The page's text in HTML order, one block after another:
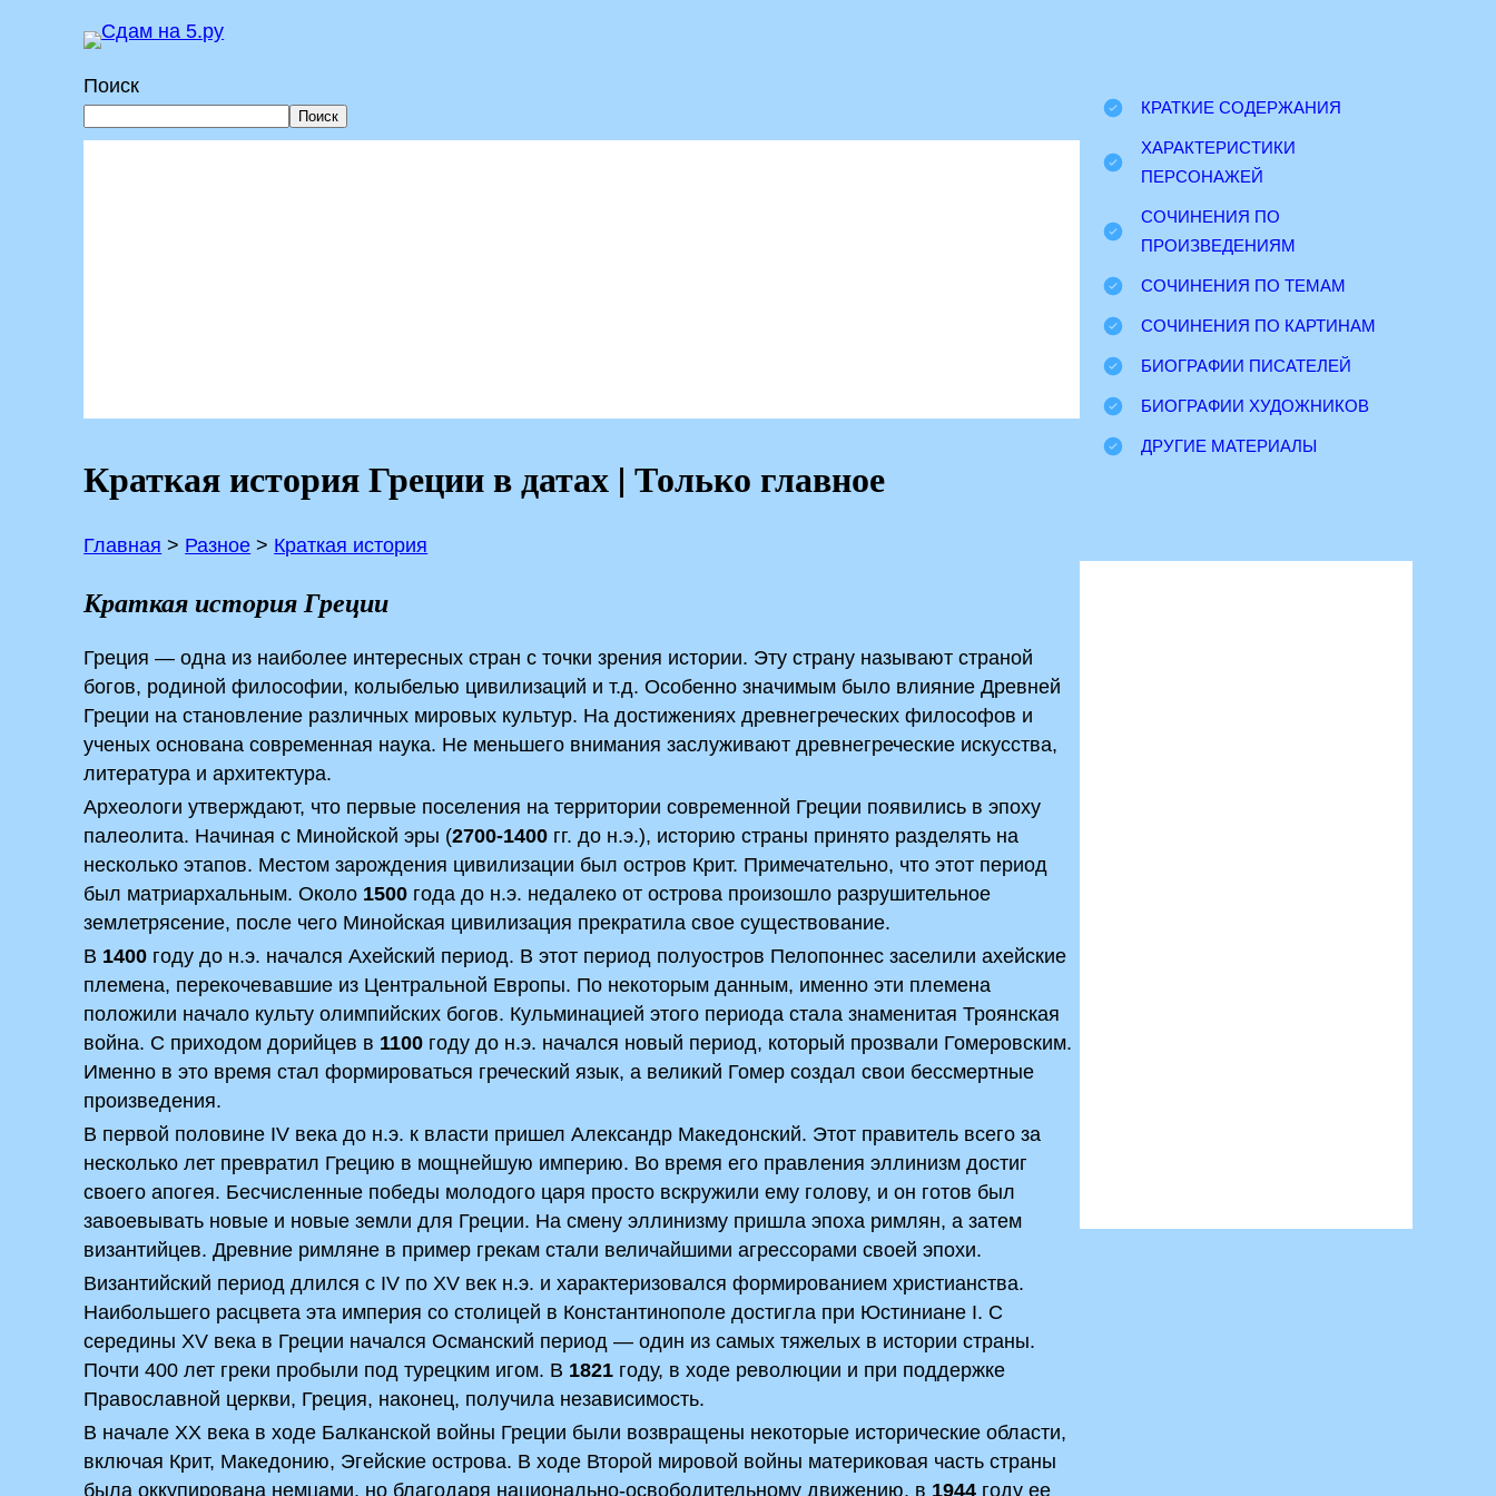
Перейти
к
содержимому
Поиск
Поиск
Краткая история Греции в датах | Только главное
Главная > Разное > Краткая история
Краткая история Греции
Греция — одна из наиболее интересных стран с точки зрения истории. Эту страну называют страной
богов, родиной философии, колыбелью цивилизаций и т.д. Особенно значимым было влияние Древней
Греции на становление различных мировых культур. На достижениях древнегреческих философов и
ученых основана современная наука. Не меньшего внимания заслуживают древнегреческие искусства,
литература и архитектура.
Археологи утверждают, что первые поселения на территории современной Греции появились в эпоху
палеолита. Начиная с Минойской эры (2700-1400 гг. до н.э.), историю страны принято разделять на
несколько этапов. Местом зарождения цивилизации был остров Крит. Примечательно, что этот период
был матриархальным. Около 1500 года до н.э. недалеко от острова произошло разрушительное
землетрясение, после чего Минойская цивилизация прекратила свое существование.
В 1400 году до н.э. начался Ахейский период. В этот период полуостров Пелопоннес заселили ахейские
племена, перекочевавшие из Центральной Европы. По некоторым данным, именно эти племена
положили начало культу олимпийских богов. Кульминацией этого периода стала знаменитая Троянская
война. С приходом дорийцев в 1100 году до н.э. начался новый период, который прозвали Гомеровским.
Именно в это время стал формироваться греческий язык, а великий Гомер создал свои бессмертные
произведения.
В первой половине IV века до н.э. к власти пришел Александр Македонский. Этот правитель всего за
несколько лет превратил Грецию в мощнейшую империю. Во время его правления эллинизм достиг
своего апогея. Бесчисленные победы молодого царя просто вскружили ему голову, и он готов был
завоевывать новые и новые земли для Греции. На смену эллинизму пришла эпоха римлян, а затем
византийцев. Древние римляне в пример грекам стали величайшими агрессорами своей эпохи.
Византийский период длился с IV по XV век н.э. и характеризовался формированием христианства.
Наибольшего расцвета эта империя со столицей в Константинополе достигла при Юстиниане I. С
середины XV века в Греции начался Османский период — один из самых тяжелых в истории страны.
Почти 400 лет греки пробыли под турецким игом. В 1821 году, в ходе революции и при поддержке
Православной церкви, Греция, наконец, получила независимость.
В начале XX века в ходе Балканской войны Греции были возвращены некоторые исторические области,
включая Крит, Македонию, Эгейские острова. В ходе Второй мировой войны материковая часть страны
была оккупирована немцами, но благодаря национально-освободительному движению, в 1944 году ее
КРАТКИЕ СОДЕРЖАНИЯ
ХАРАКТЕРИСТИКИ
ПЕРСОНАЖЕЙ
СОЧИНЕНИЯ ПО
ПРОИЗВЕДЕНИЯМ
СОЧИНЕНИЯ ПО ТЕМАМ
СОЧИНЕНИЯ ПО КАРТИНАМ
БИОГРАФИИ ПИСАТЕЛЕЙ
БИОГРАФИИ ХУДОЖНИКОВ
ДРУГИЕ МАТЕРИАЛЫ